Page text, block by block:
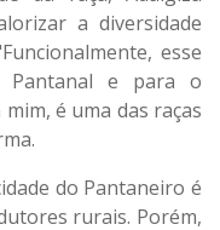
a diversidade
esse
Pantanal e para o
é uma das raças
do Pantaneiro é
rurais. Porém,